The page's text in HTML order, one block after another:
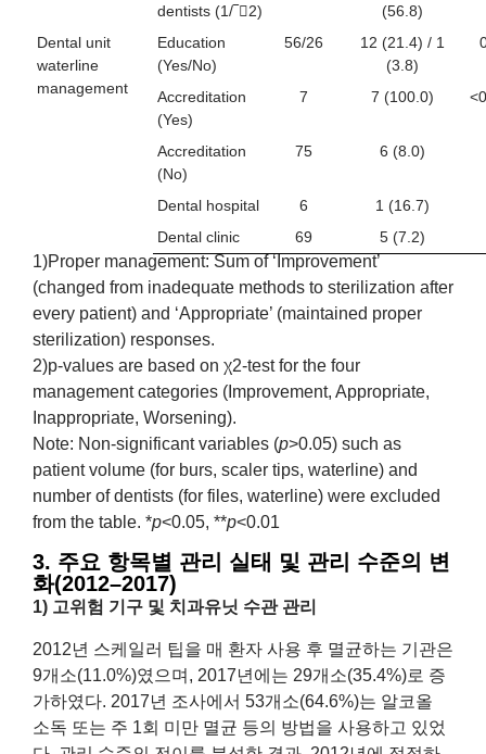
dentists (1/‾2)
(56.8)
Dental unit
waterline
management
Education
(Yes/No)
56/26
12 (21.4) / 1
(3.8)
Accreditation
(Yes)
7 7 (100.0)
Accreditation
(No)
75 6 (8.0)
Dental hospital 6
1 (16.7)
Dental clinic
69 5 (7.2)
1)Proper management: Sum of ‘Improvement’
(changed from inadequate methods to sterilization after
every patient) and ‘Appropriate’ (maintained proper
sterilization) responses.
2)p-values are based on χ2-test for the four
management categories (Improvement, Appropriate,
Inappropriate, Worsening).
Note: Non-significant variables (p>0.05) such as
patient volume (for burs, scaler tips, waterline) and
number of dentists (for files, waterline) were excluded
from the table. *p<0.05, **p<0.01
3. 주요 항목별 관리 실태 및 관리 수준의 변
화(2012–2017)
1) 고위험 기구 및 치과유닛 수관 관리
2012년 스케일러 팁을 매 환자 사용 후 멸균하는 기관은
9개소(11.0%)였으며, 2017년에는 29개소(35.4%)로 증
가하였다. 2017년 조사에서 53개소(64.6%)는 알코올
소독 또는 주 1회 미만 멸균 등의 방법을 사용하고 있었